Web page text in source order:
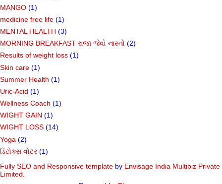
MANGO (1)
medicine free life (1)
MENTAL HEALTH (3)
MORNING BREAKFAST રાજા જેવો નાસ્તો (2)
Results of weight loss (1)
Skin care (1)
Summer Health (1)
Uric-Acid (1)
Wellness Coach (1)
WIGHT GAIN (1)
WIGHT LOSS (14)
Yoga (2)
ડિટોક્સ વોટર (1)
Fully SEO and Responsive template by Envisage India Multibiz Private
Limited.